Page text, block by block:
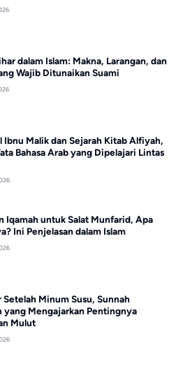
dalam Islam: Makna, Larangan, dan
Wajib Ditunaikan Suami
Ibnu Malik dan Sejarah Kitab Alfiyah,
Bahasa Arab yang Dipelajari Lintas
Iqamah untuk Salat Munfarid, Apa
Ini Penjelasan dalam Islam
Setelah Minum Susu, Sunnah
yang Mengajarkan Pentingnya
Mulut